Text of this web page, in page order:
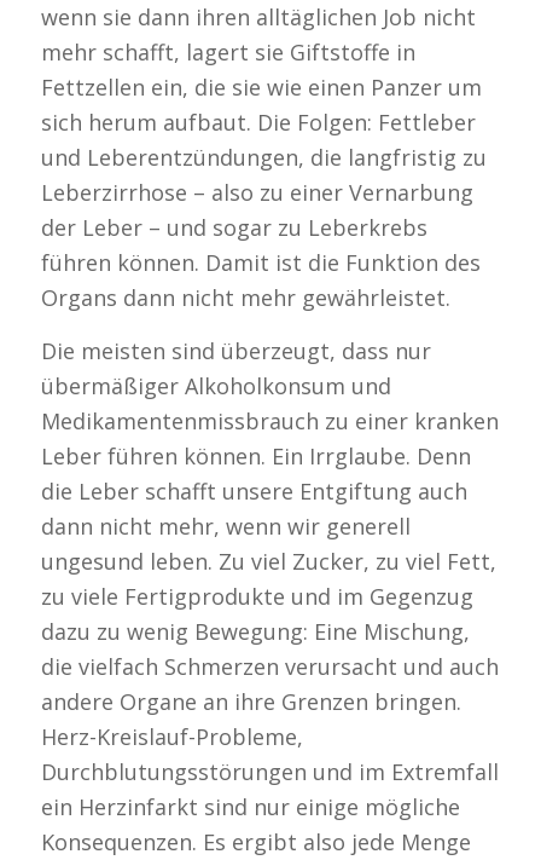
wenn sie dann ihren alltäglichen Job nicht
mehr schafft, lagert sie Giftstoffe in
Fettzellen ein, die sie wie einen Panzer um
sich herum aufbaut. Die Folgen: Fettleber
und Leberentzündungen, die langfristig zu
Leberzirrhose – also zu einer Vernarbung
der Leber – und sogar zu Leberkrebs
führen können. Damit ist die Funktion des
Organs dann nicht mehr gewährleistet.
Die meisten sind überzeugt, dass nur
übermäßiger Alkoholkonsum und
Medikamentenmissbrauch zu einer kranken
Leber führen können. Ein Irrglaube. Denn
die Leber schafft unsere Entgiftung auch
dann nicht mehr, wenn wir generell
ungesund leben. Zu viel Zucker, zu viel Fett,
zu viele Fertigprodukte und im Gegenzug
dazu zu wenig Bewegung: Eine Mischung,
die vielfach Schmerzen verursacht und auch
andere Organe an ihre Grenzen bringen.
Herz-Kreislauf-Probleme,
Durchblutungsstörungen und im Extremfall
ein Herzinfarkt sind nur einige mögliche
Konsequenzen. Es ergibt also jede Menge